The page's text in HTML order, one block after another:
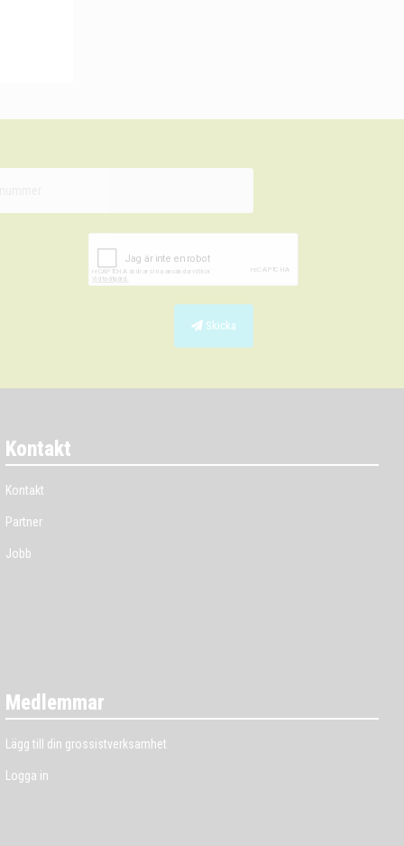
Skicka
Kontakt
Kontakt
Partner
Jobb
Medlemmar
Lägg till din grossistverksamhet
Logga in